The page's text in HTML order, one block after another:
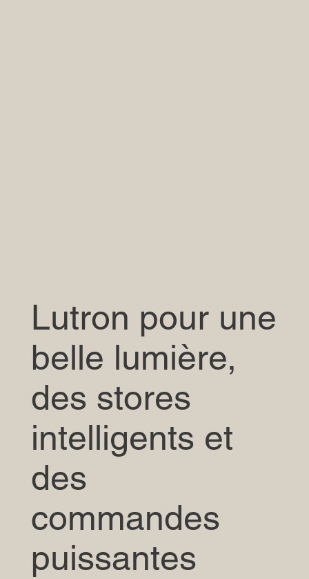
​Lutron pour une
belle lumière,
des stores
intelligents et
des
commandes
puissantes